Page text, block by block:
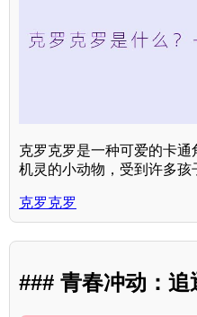
克罗克罗是一种可爱的卡
机灵的小动物，受到许多孩
克罗克罗
### 青春冲动：